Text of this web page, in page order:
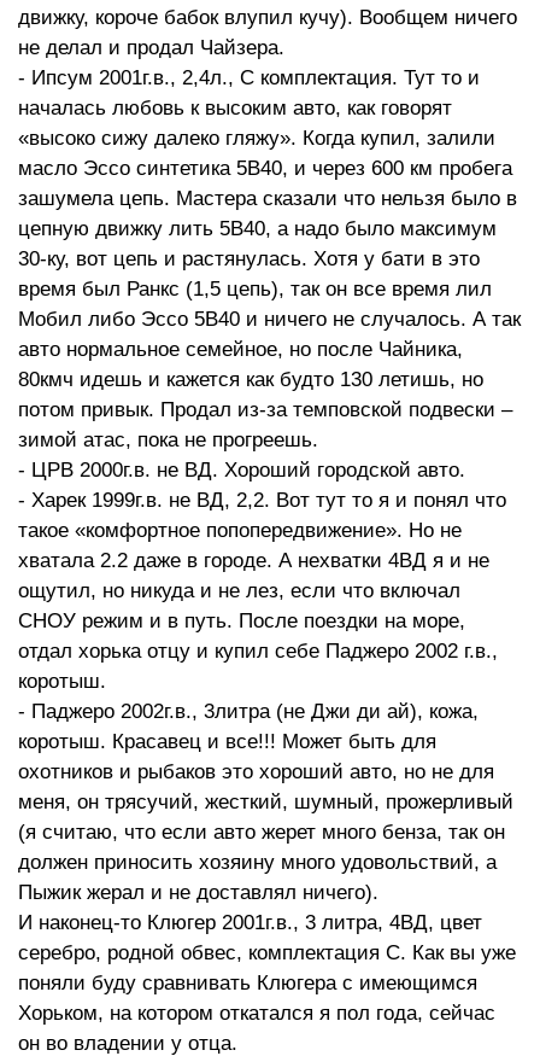
движку, короче бабок влупил кучу). Вообщем ничего
не делал и продал Чайзера.
- Ипсум 2001г.в., 2,4л., С комплектация. Тут то и
началась любовь к высоким авто, как говорят
«высоко сижу далеко гляжу». Когда купил, залили
масло Эссо синтетика 5В40, и через 600 км пробега
зашумела цепь. Мастера сказали что нельзя было в
цепную движку лить 5В40, а надо было максимум
30-ку, вот цепь и растянулась. Хотя у бати в это
время был Ранкс (1,5 цепь), так он все время лил
Мобил либо Эссо 5В40 и ничего не случалось. А так
авто нормальное семейное, но после Чайника,
80кмч идешь и кажется как будто 130 летишь, но
потом привык. Продал из-за темповской подвески –
зимой атас, пока не прогреешь.
- ЦРВ 2000г.в. не ВД. Хороший городской авто.
- Харек 1999г.в. не ВД, 2,2. Вот тут то я и понял что
такое «комфортное попопередвижение». Но не
хватала 2.2 даже в городе. А нехватки 4ВД я и не
ощутил, но никуда и не лез, если что включал
СНОУ режим и в путь. После поездки на море,
отдал хорька отцу и купил себе Паджеро 2002 г.в.,
коротыш.
- Паджеро 2002г.в., 3литра (не Джи ди ай), кожа,
коротыш. Красавец и все!!! Может быть для
охотников и рыбаков это хороший авто, но не для
меня, он трясучий, жесткий, шумный, прожерливый
(я считаю, что если авто жерет много бенза, так он
должен приносить хозяину много удовольствий, а
Пыжик жерал и не доставлял ничего).
И наконец-то Клюгер 2001г.в., 3 литра, 4ВД, цвет
серебро, родной обвес, комплектация С. Как вы уже
поняли буду сравнивать Клюгера с имеющимся
Хорьком, на котором откатался я пол года, сейчас
он во владении у отца.